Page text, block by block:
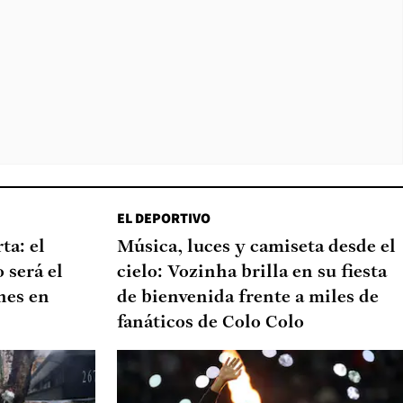
el
será el
en
EL DEPORTIVO
Música, luces y camiseta desde el
cielo: Vozinha brilla en su fiesta
de bienvenida frente a miles de
fanáticos de Colo Colo